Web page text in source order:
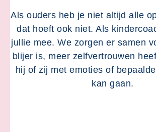
Als ouders heb je niet altijd alle
dat hoeft ook niet. Als
jullie mee. We zorgen er samen
blijer is, meer zelfvertrouwen
hij of zij met emoties of
kan gaan.